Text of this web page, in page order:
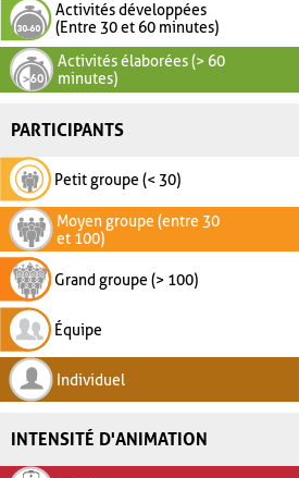
Activités développées
(Entre 30 et 60 minutes)
Activités élaborées (> 60
minutes)
PARTICIPANTS
Petit groupe (< 30)
Moyen groupe (entre 30
et 100)
Grand groupe (> 100)
Équipe
Individuel
INTENSITÉ D'ANIMATION